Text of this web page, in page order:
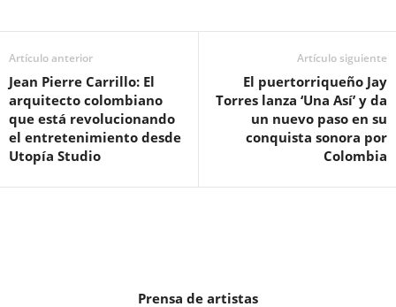
Artículo anterior
Jean Pierre Carrillo: El
arquitecto colombiano
que está revolucionando
el entretenimiento desde
Utopía Studio
Artículo siguiente
El puertorriqueño Jay
Torres lanza ‘Una Así’ y da
un nuevo paso en su
conquista sonora por
Colombia
Prensa de artistas